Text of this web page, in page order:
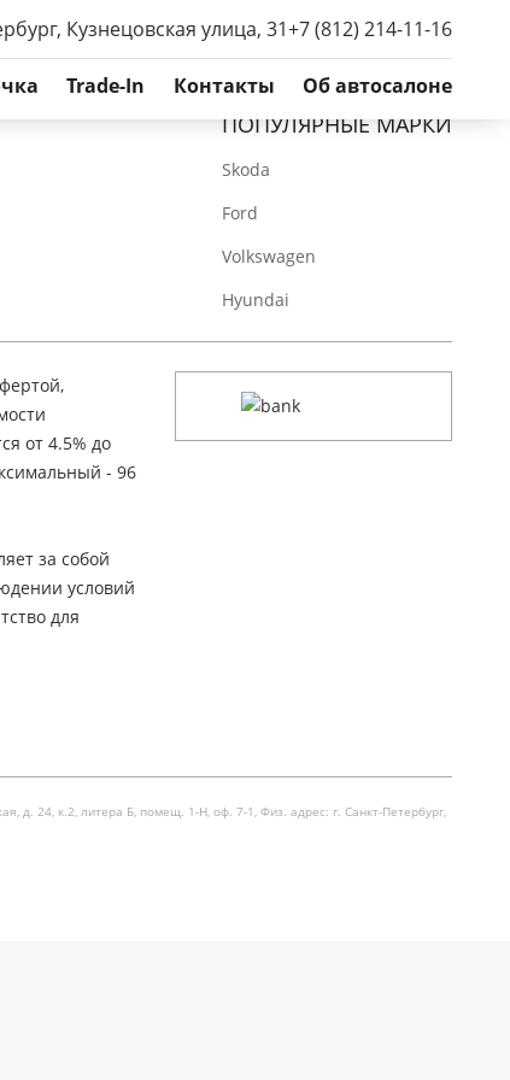
Кузнецовская улица, 31+7 (812) 214-11-16
Trade-In Контакты Об автосалоне
ПОПУЛЯРНЫЕ МАРКИ
Skoda
Ford
Volkswagen
Hyundai
от 4.5% до
- 96
за собой
условий
для
д. 24, к.2, литера Б, помещ. 1-Н, оф. 7-1, Физ. адрес: г. Санкт-Петербург,